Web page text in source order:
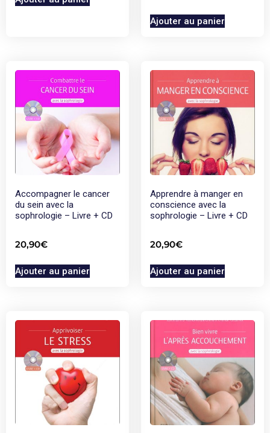
Ajouter au panier
Accompagner le cancer
du sein avec la
sophrologie – Livre + CD
20,90€
Ajouter au panier
Apprendre à manger en
conscience avec la
sophrologie – Livre + CD
20,90€
Ajouter au panier